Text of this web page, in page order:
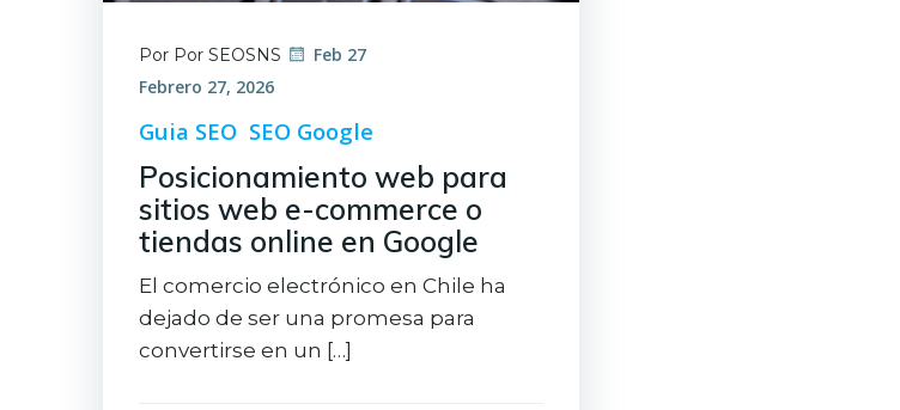
Por Por SEOSNS
Feb 27
Febrero 27, 2026
Guia SEO SEO Google
Posicionamiento web para
sitios web e-commerce o
tiendas online en Google
El comercio electrónico en Chile ha
dejado de ser una promesa para
convertirse en un […]